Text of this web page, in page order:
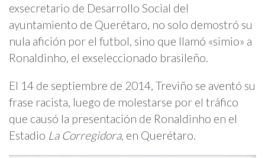
exsecretario de Desarrollo Social del
ayuntamiento de Querétaro, no solo demostró su
nula afición por el futbol, sino que llamó «simio» a
Ronaldinho, el exseleccionado brasileño.
El 14 de septiembre de 2014, Treviño se aventó su
frase racista, luego de molestarse por el tráfico
que causó la presentación de Ronaldinho en el
Estadio La Corregidora, en Querétaro.